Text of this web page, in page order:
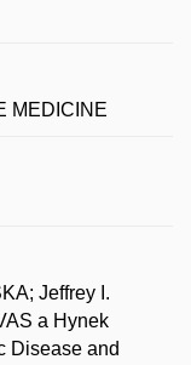
MEDICINE
Jeffrey I.
a Hynek
Disease and